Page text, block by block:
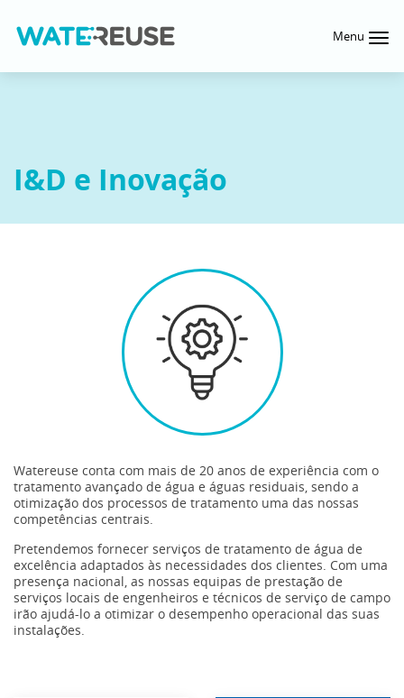
Menu
I&D e Inovação
Watereuse conta com mais de 20 anos de experiência com o
tratamento avançado de água e águas residuais, sendo a
otimização dos processos de tratamento uma das nossas
competências centrais.
Pretendemos fornecer serviços de tratamento de água de
excelência adaptados às necessidades dos clientes. Com uma
presença nacional, as nossas equipas de prestação de
serviços locais de engenheiros e técnicos de serviço de campo
irão ajudá-lo a otimizar o desempenho operacional das suas
instalações.